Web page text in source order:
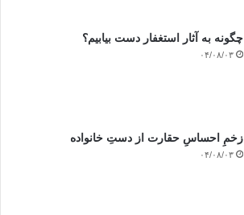
چگونه به آثار استغفار دست بیابیم؟
۰۴/۰۸/۰۳
زخمِ احساسِ حقارت از دستِ خانواده
۰۴/۰۸/۰۳